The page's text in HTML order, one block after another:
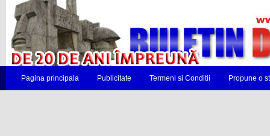
Pagina principala Publicitate Termeni si Conditii Propune o